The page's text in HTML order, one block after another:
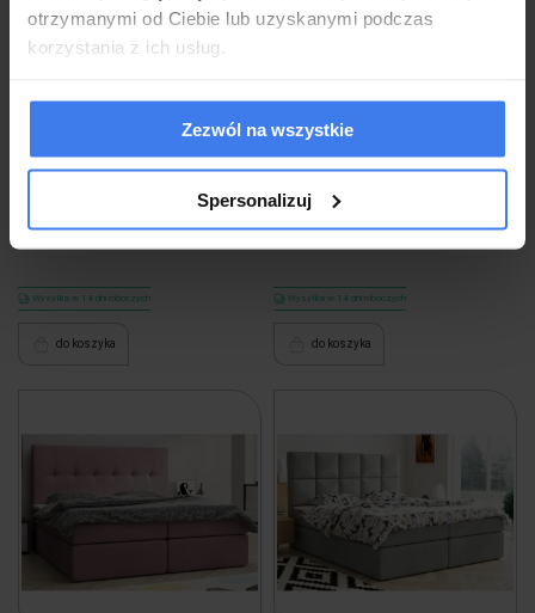
otrzymanymi od Ciebie lub uzyskanymi podczas
korzystania z ich usług.
Zezwól na wszystkie
Spersonalizuj
Łóżko kontynentalne z pojemnikiem
Wysyłka w 14 dni roboczych
do koszyka
Łóżko kontynentalne z pojemnikiem
2 046,00 zł
Wysyłka w 14 dni roboczych
do koszyka